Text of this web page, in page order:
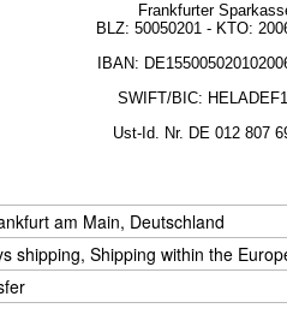
Frankfurter
BLZ: 50050201 - KTO:
IBAN:
SWIFT/BIC:
Ust-Id. Nr. DE 012 807
am Main, Deutschland
shipping, Shipping within the